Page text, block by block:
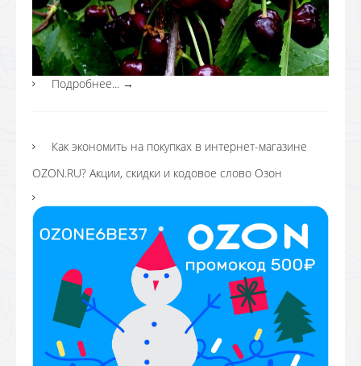
Подробнее... →
Как экономить на покупках в интернет-магазине
OZON.RU? Акции, скидки и кодовое слово Озон